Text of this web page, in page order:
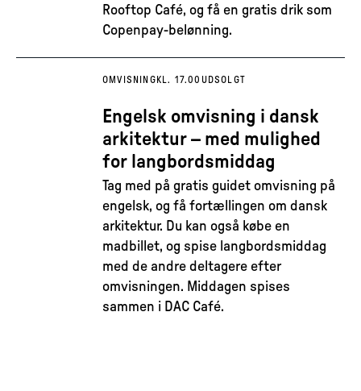
Rooftop Café, og få en gratis drik som
Copenpay-belønning.
OMVISNING KL. 17.00 UDSOLGT
Engelsk omvisning i dansk
arkitektur – med mulighed
for langbordsmiddag
Tag med på gratis guidet omvisning på
engelsk, og få fortællingen om dansk
arkitektur. Du kan også købe en
madbillet, og spise langbordsmiddag
med de andre deltagere efter
omvisningen. Middagen spises
sammen i DAC Café.